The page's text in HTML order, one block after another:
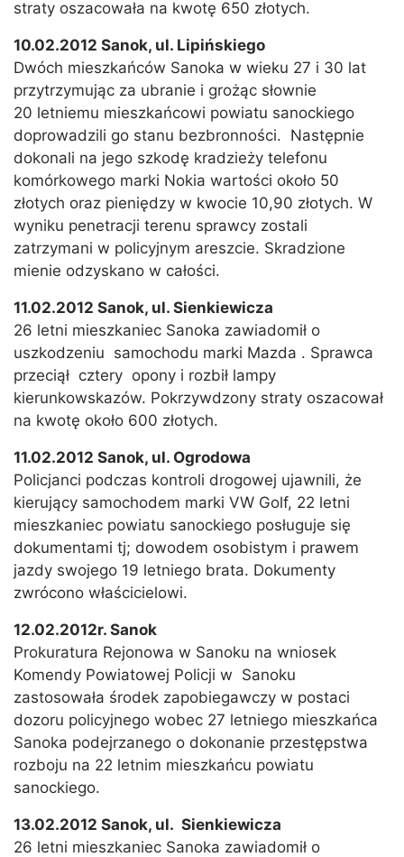
straty oszacowała na kwotę 650 złotych.
10.02.2012 Sanok, ul. Lipińskiego
Dwóch mieszkańców Sanoka w wieku 27 i 30 lat
przytrzymując za ubranie i grożąc słownie
20 letniemu mieszkańcowi powiatu sanockiego
doprowadzili go stanu bezbronności. Następnie
dokonali na jego szkodę kradzieży telefonu
komórkowego marki Nokia wartości około 50
złotych oraz pieniędzy w kwocie 10,90 złotych. W
wyniku penetracji terenu sprawcy zostali
zatrzymani w policyjnym areszcie. Skradzione
mienie odzyskano w całości.
11.02.2012 Sanok, ul. Sienkiewicza
26 letni mieszkaniec Sanoka zawiadomił o
uszkodzeniu samochodu marki Mazda . Sprawca
przeciął cztery opony i rozbił lampy
kierunkowskazów. Pokrzywdzony straty oszacował
na kwotę około 600 złotych.
11.02.2012 Sanok, ul. Ogrodowa
Policjanci podczas kontroli drogowej ujawnili, że
kierujący samochodem marki VW Golf, 22 letni
mieszkaniec powiatu sanockiego posługuje się
dokumentami tj; dowodem osobistym i prawem
jazdy swojego 19 letniego brata. Dokumenty
zwrócono właścicielowi.
12.02.2012r. Sanok
Prokuratura Rejonowa w Sanoku na wniosek
Komendy Powiatowej Policji w Sanoku
zastosowała środek zapobiegawczy w postaci
dozoru policyjnego wobec 27 letniego mieszkańca
Sanoka podejrzanego o dokonanie przestępstwa
rozboju na 22 letnim mieszkańcu powiatu
sanockiego.
13.02.2012 Sanok, ul. Sienkiewicza
26 letni mieszkaniec Sanoka zawiadomił o